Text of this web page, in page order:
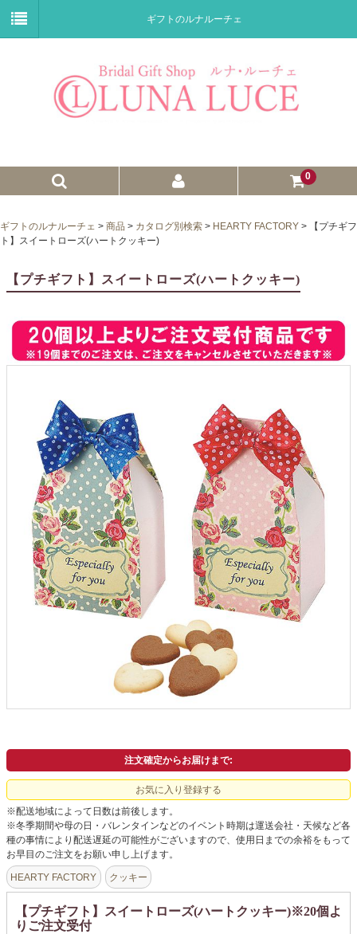
ギフトのルナルーチェ
0
プチギフト
ウェイトドール
ウェルカムボード
ペーパーアイテム
DIY用品
引菓子
引出物ギフト
カタログギフト
ブライダルバッグ
演出用品
無料サンプル・資料請求
お問合せ
ギフトのルナルーチェ > 商品 > カタログ別検索 > HEARTY FACTORY >
【プチギフ
ト】スイートローズ(ハートクッキー)
【プチギフト】スイートローズ(ハートクッキー)
注文確定からお届けまで:
お気に入り登録する
※配送地域によって日数は前後します。
※冬季期間や母の日・バレンタインなどのイベント時期は運送会社・天候など各
種の事情により配送遅延の可能性がございますので、使用日までの余裕をもって
お早目のご注文をお願い申し上げます。
HEARTY FACTORY クッキー
【プチギフト】スイートローズ(ハートクッキー)※20個よ
りご注文受付